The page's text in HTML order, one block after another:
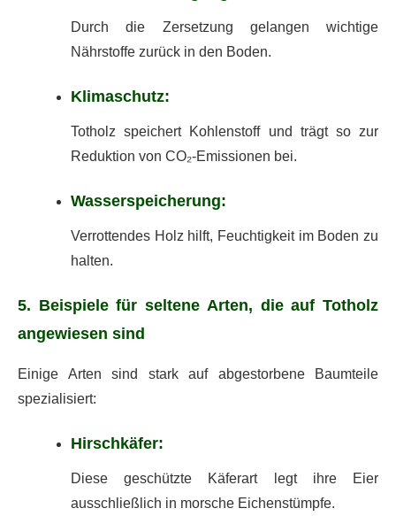
Durch die Zersetzung gelangen wichtige
Nährstoffe zurück in den Boden.
Klimaschutz:
Totholz speichert Kohlenstoff und trägt so zur
Reduktion von CO₂-Emissionen bei.
Wasserspeicherung:
Verrottendes Holz hilft, Feuchtigkeit im Boden zu
halten.
5. Beispiele für seltene Arten, die auf Totholz
angewiesen sind
Einige Arten sind stark auf abgestorbene Baumteile
spezialisiert:
Hirschkäfer:
Diese geschützte Käferart legt ihre Eier
ausschließlich in morsche Eichenstümpfe.